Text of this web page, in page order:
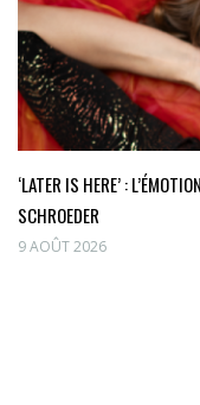
‘LATER IS HERE’ :
SCHROEDER
9 AOÛT 2026